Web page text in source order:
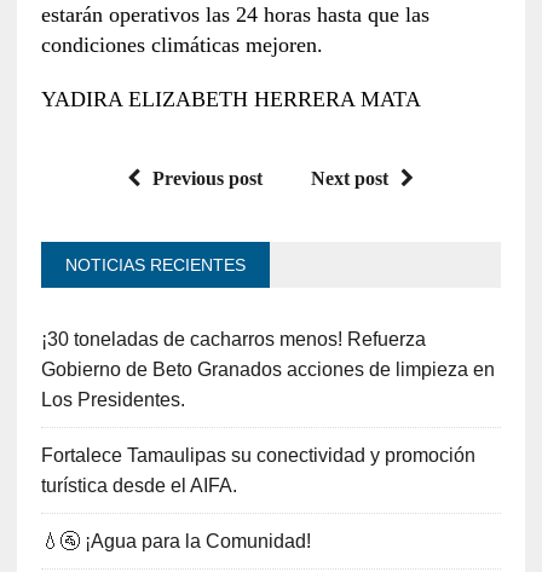
estarán operativos las 24 horas hasta que las
condiciones climáticas mejoren.
YADIRA ELIZABETH HERRERA MATA
Previous post Next post
NOTICIAS RECIENTES
¡30 toneladas de cacharros menos! Refuerza
Gobierno de Beto Granados acciones de limpieza en
Los Presidentes.
Fortalece Tamaulipas su conectividad y promoción
turística desde el AIFA.
💧🚰 ¡Agua para la Comunidad!